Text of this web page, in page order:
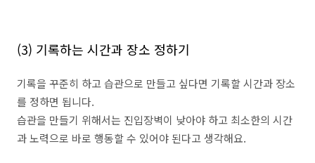
(3) 기록하는 시간과 장소 정하기
기록을 꾸준히 하고 습관으로 만들고 싶다면 기록할 시간과 장소
를 정하면 됩니다.
습관을 만들기 위해서는 진입장벽이 낮아야 하고 최소한의 시간
과 노력으로 바로 행동할 수 있어야 된다고 생각해요.